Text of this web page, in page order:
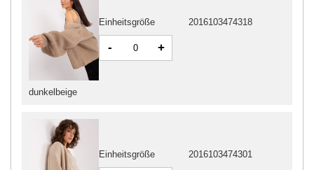
Einheitsgröße 2016103474301
dunkelbeige
Einheitsgröße 2016103474318
- +